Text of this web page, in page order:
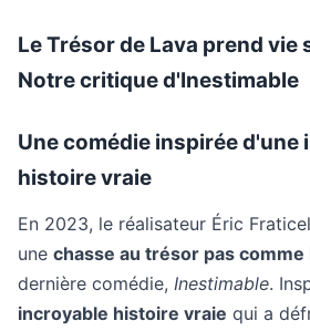
Le Trésor de Lava prend vie
Notre critique d'Inestimable
Une comédie inspirée d'une
histoire vraie
En 2023, le réalisateur Éric
une chasse au trésor pas
dernière comédie, Inestimable.
incroyable histoire vraie qui a